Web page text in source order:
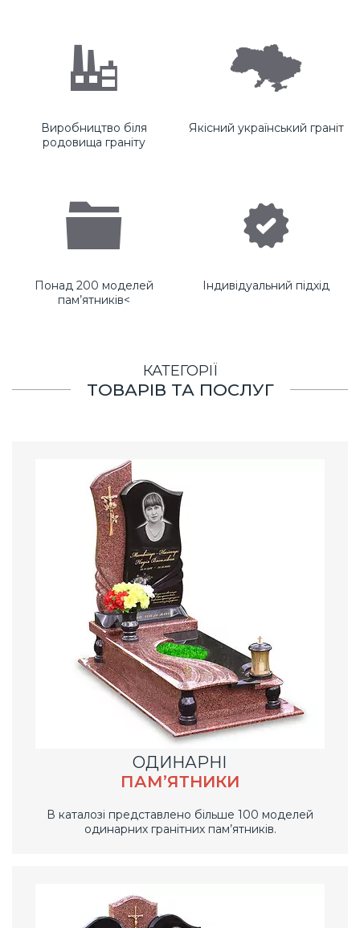
Виробництво біля
родовища граніту
Якісний український граніт
Понад 200 моделей
пам’ятників<
Індивідуальний підхід
КАТЕГОРІЇ
ТОВАРІВ ТА ПОСЛУГ
ОДИНАРНІ
ПАМ’ЯТНИКИ
В каталозі представлено більше 100 моделей
одинарних гранітних пам’ятників.